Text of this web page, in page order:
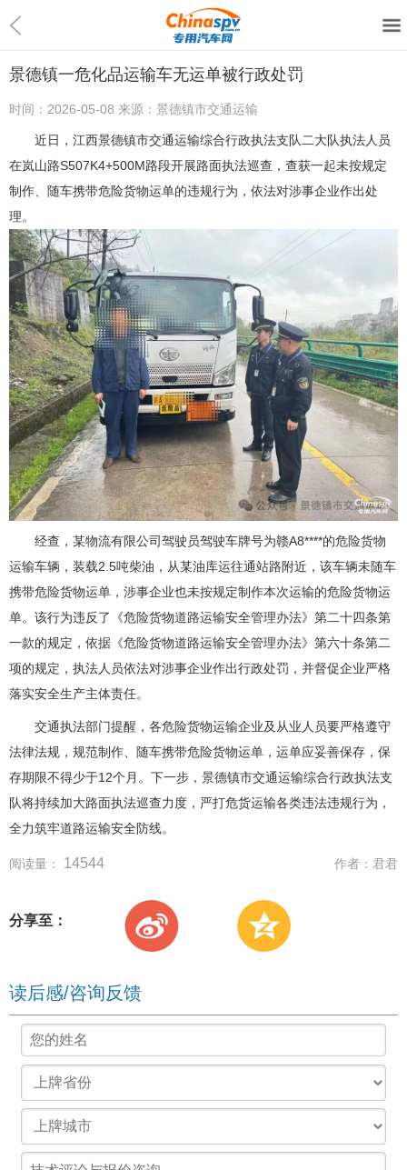
景德镇一危化品运输车无运单被行政处罚
时间： 2026-05-08 来源： 景德镇市交通运输
近日，江西景德镇市交通运输综合行政执法支队二大队执法人员
在岚山路S507K4+500M路段开展路面执法巡查，查获一起未按规定
制作、随车携带危险货物运单的违规行为，依法对涉事企业作出处
理。
经查，某物流有限公司驾驶员驾驶车牌号为赣A8****的危险货物
运输车辆，装载2.5吨柴油，从某油库运往通站路附近，该车辆未随车
携带危险货物运单，涉事企业也未按规定制作本次运输的危险货物运
单。该行为违反了《危险货物道路运输安全管理办法》第二十四条第
一款的规定，依据《危险货物道路运输安全管理办法》第六十条第二
项的规定，执法人员依法对涉事企业作出行政处罚，并督促企业严格
落实安全生产主体责任。
交通执法部门提醒，各危险货物运输企业及从业人员要严格遵守
法律法规，规范制作、随车携带危险货物运单，运单应妥善保存，保
存期限不得少于12个月。下一步，景德镇市交通运输综合行政执法支
队将持续加大路面执法巡查力度，严打危货运输各类违法违规行为，
全力筑牢道路运输安全防线。
阅读量： 14544 作者： 君君
分享至：
读后感/咨询反馈